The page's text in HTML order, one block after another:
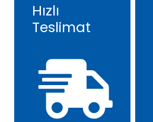
Hızlı
Teslimat